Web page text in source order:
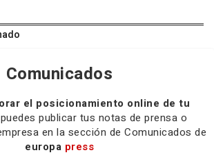
Comunicados
el posicionamiento online de tu
publicar tus notas de prensa o
en la sección de Comunicados de
europa press